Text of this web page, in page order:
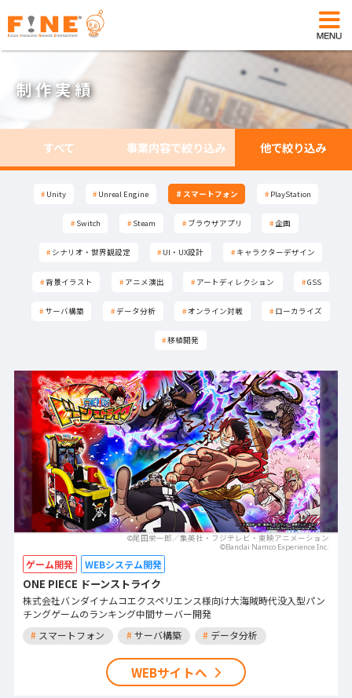
制 作 実 績
すべて 事業内容で絞り込み 他で絞り込み
# Unity # Unreal Engine # スマートフォン # PlayStation
# Switch # Steam # ブラウザアプリ #企画
# シナリオ・世界観設定 # UI・UX設計 # キャラクターデザイン
#背景イラスト # アニメ演出 # アートディレクション #GSS
# サーバ構築 #データ分析 # オンライン対戦 # ローカライズ
#移植開発
# Unity # Unreal Engine # スマートフォン # PlayStation
# Switch # Steam # ブラウザアプリ #企画
# シナリオ・世界観設定 # UI・UX設計 # キャラクターデザイン
#背景イラスト # アニメ演出 # アートディレクション #GSS
# サーバ構築 #データ分析 # オンライン対戦 # ローカライズ
#移植開発
# Unity # Unreal Engine # スマートフォン # PlayStation
# Switch # Steam # ブラウザアプリ #企画
# シナリオ・世界観設定 # UI・UX設計 # キャラクターデザイン
#背景イラスト # アニメ演出 # アートディレクション #GSS
# サーバ構築 #データ分析 # オンライン対戦 # ローカライズ
#移植開発
©尾田栄一郎／集英社・フジテレビ・東映アニメーション
©Bandai Namco Experience Inc.
ゲーム開発 WEBシステム開発
ONE PIECE ドーンストライク
株式会社バンダイナムコエクスペリエンス様向け大海賊時代没入型パン
チングゲームのランキング中間サーバー開発
# スマートフォン #サーバ構築 # データ分析
WEBサイトへ